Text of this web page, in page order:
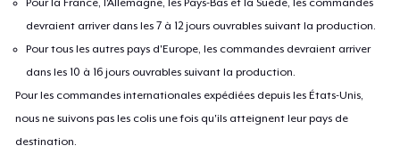
devraient arriver dans les 7 à 12 jours ouvrables suivant la production.
Pour tous les autres pays d'Europe, les commandes devraient arriver
dans les 10 à 16 jours ouvrables suivant la production.
Pour les commandes internationales expédiées depuis les États-Unis,
nous ne suivons pas les colis une fois qu'ils atteignent leur pays de
destination.